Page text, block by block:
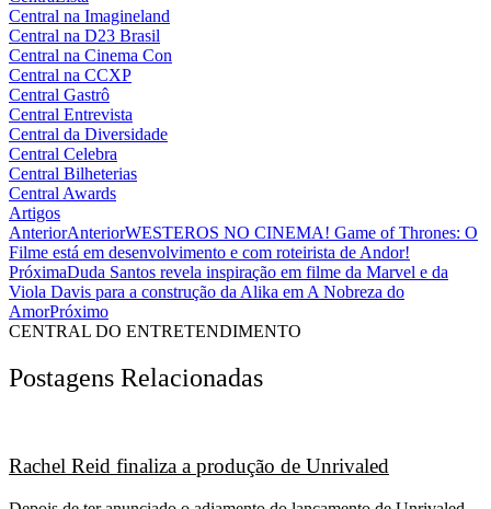
Central na Imagineland
Central na D23 Brasil
Central na Cinema Con
Central na CCXP
Central Gastrô
Central Entrevista
Central da Diversidade
Central Celebra
Central Bilheterias
Central Awards
Artigos
AnteriorAnteriorWESTEROS NO CINEMA! Game of Thrones: O
Filme está em desenvolvimento e com roteirista de Andor!
PróximaDuda Santos revela inspiração em filme da Marvel e da
Viola Davis para a construção da Alika em A Nobreza do
AmorPróximo
CENTRAL DO ENTRETENDIMENTO
Postagens Relacionadas
Rachel Reid finaliza a produção de Unrivaled